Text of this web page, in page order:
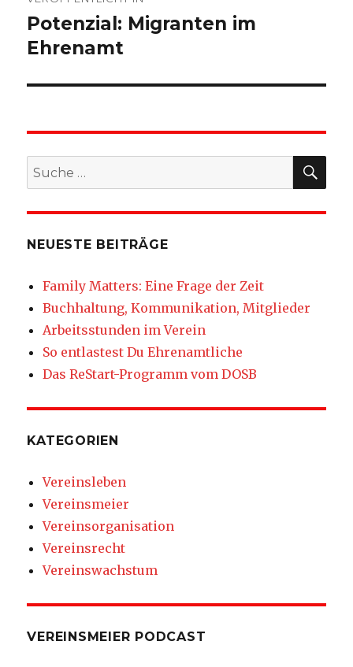
Potenzial: Migranten im
Ehrenamt
Suche
nach:
NEUESTE BEITRÄGE
Family Matters: Eine Frage der Zeit
Buchhaltung, Kommunikation, Mitglieder
Arbeitsstunden im Verein
So entlastest Du Ehrenamtliche
Das ReStart-Programm vom DOSB
KATEGORIEN
Vereinsleben
Vereinsmeier
Vereinsorganisation
Vereinsrecht
Vereinswachstum
VEREINSMEIER PODCAST